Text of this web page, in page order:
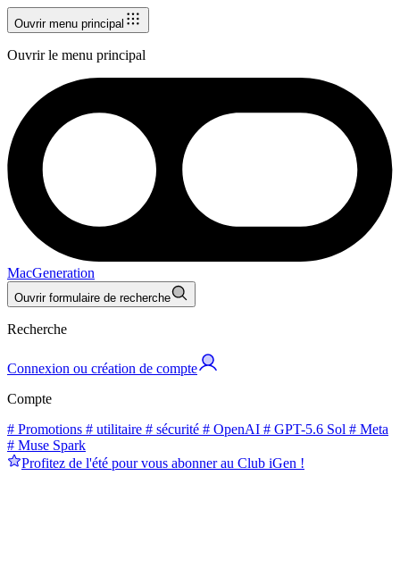
Ouvrir menu principal
Ouvrir le menu principal
MacGeneration
Ouvrir formulaire de recherche
Recherche
Connexion ou création de compte
Compte
# Promotions # utilitaire # sécurité # OpenAI # GPT-5.6 Sol # Meta
# Muse Spark
Profitez de l'été pour vous abonner au Club iGen !